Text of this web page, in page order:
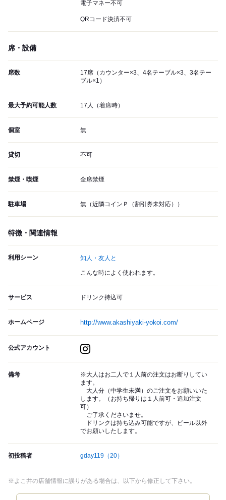
電子マネー不可
QRコード決済不可
席・設備
席数
17席（カウンター×3、4名テーブル×3、3名テー
ブル×1）
最大予約可能人数 17人（着席時）
個室 無
貸切 不可
禁煙・喫煙 全席禁煙
駐車場 無（近隣コインＰ（割引券未対応））
特徴・関連情報
利用シーン 知人・友人と
こんな時によく使われます。
サービス ドリンク持込可
ホームページ http://www.akashiyaki-yokoi.com/
公式アカウント
備考
※大人はお二人で１人前の注文はお断りしてい
ます。
大人分（中学生未満）のご注文をお願いいた
します。（お持ち帰りは１人前可・追加注文
可）
ご了承くださいませ。
ドリンクは持ち込み可能ですが、ビール以外
でお願いしたします。
初投稿者 gday119 （20）
※よこ井の店舗情報に誤りがある場合は、以下から修正して下さい。